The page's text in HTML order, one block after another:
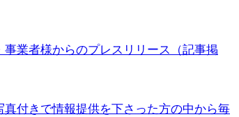
業者様からのプレスリリース（記事掲
真付きで情報提供を下さった方の中から毎